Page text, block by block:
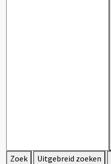
Zoek Uitgebreid zoeken